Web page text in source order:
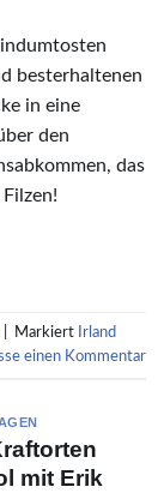
besterhaltenen
in eine
den
das
Markiert
Irland
einen Kommentar
mit Erik